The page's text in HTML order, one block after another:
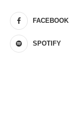
FACEBOOK
SPOTIFY